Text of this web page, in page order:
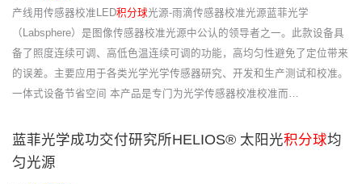
产线用传感器校准LED积分球光源-雨滴传感器校准光源蓝菲光学
（Labsphere）是图像传感器校准光源中公认的领导者之一。此款设备具
备了照度连续可调、高低色温连续可调的功能，高均匀性避免了定位带来
的误差。主要应用于各类光学光学传感器研究、开发和生产测试和校准。
一体式设备节省空间 本产品是专门为光学传感器校准校准而…
蓝菲光学成功交付研究所HELIOS® 太阳光积分球均
匀光源